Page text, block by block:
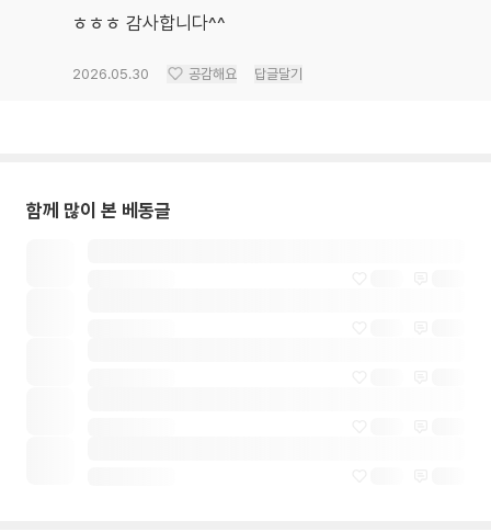
ㅎㅎㅎ 감사합니다^^
2026.05.30 공감해요 답글달기
함께 많이 본 베동글